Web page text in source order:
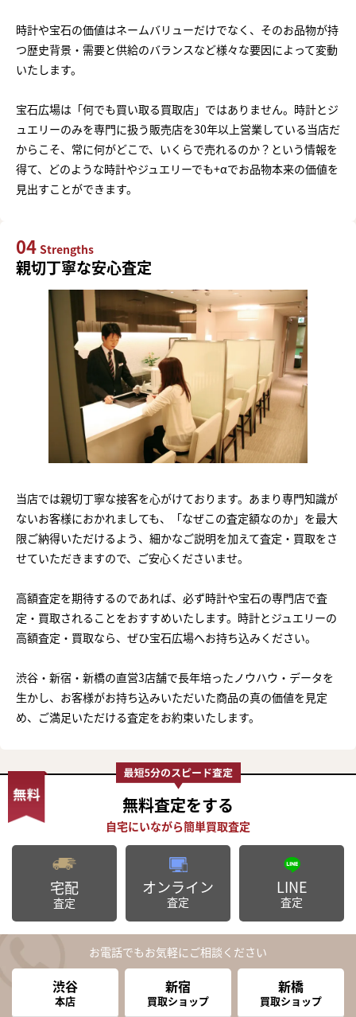
時計や宝石の価値はネームバリューだけでなく、そのお品物が持
つ歴史背景・需要と供給のバランスなど様々な要因によって変動
いたします。
宝石広場は「何でも買い取る買取店」ではありません。時計とジ
ュエリーのみを専門に扱う販売店を30年以上営業している当店だ
からこそ、常に何がどこで、いくらで売れるのか？という情報を
得て、どのような時計やジュエリーでも+αでお品物本来の価値を
見出すことができます。
04 Strengths
親切丁寧な安心査定
当店では親切丁寧な接客を心がけております。あまり専門知識が
ないお客様におかれましても、「なぜこの査定額なのか」を最大
限ご納得いただけるよう、細かなご説明を加えて査定・買取をさ
せていただきますので、ご安心くださいませ。
高額査定を期待するのであれば、必ず時計や宝石の専門店で査
定・買取されることをおすすめいたします。時計とジュエリーの
高額査定・買取なら、ぜひ宝石広場へお持ち込みください。
渋谷・新宿・新橋の直営3店舗で長年培ったノウハウ・データを
生かし、お客様がお持ち込みいただいた商品の真の価値を見定
め、ご満足いただける査定をお約束いたします。
無料査定をする
宅配
査定
オンライン
査定
LINE
査定
お電話でもお気軽にご相談ください
渋谷
本店
新宿
買取ショップ
新橋
買取ショップ